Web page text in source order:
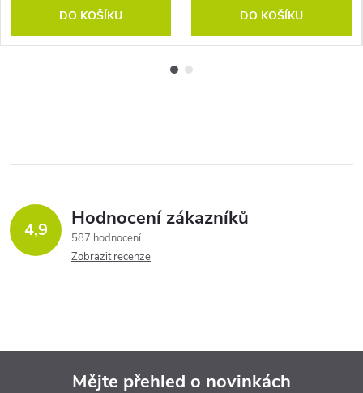
DO KOŠÍKU DO KOŠÍKU
4,9 Hodnocení zákazníků
587 hodnocení
Zobrazit recenze
Mějte přehled o novinkách